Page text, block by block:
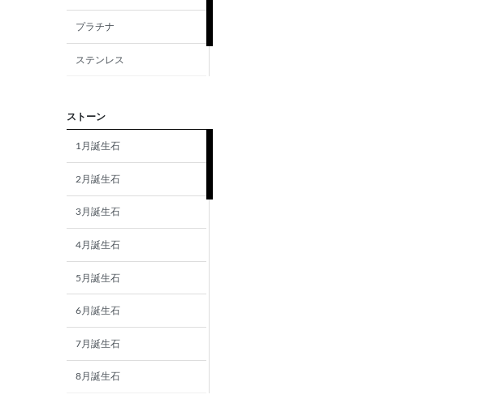
プラチナ
ステンレス
ストーン
1月誕生石
2月誕生石
3月誕生石
4月誕生石
5月誕生石
6月誕生石
7月誕生石
8月誕生石